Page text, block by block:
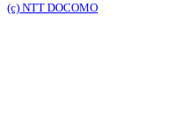
(c) NTT DOCOMO